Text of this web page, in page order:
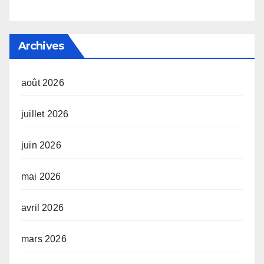
Archives
août 2026
juillet 2026
juin 2026
mai 2026
avril 2026
mars 2026